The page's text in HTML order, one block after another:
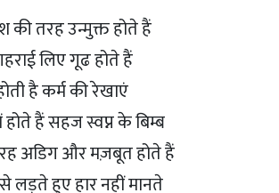
तरह उन्मुक्त होते हैं
लिए गूढ होते हैं
है कर्म की रेखाएं
हैं सहज स्वप्न के बिम्ब
अडिग और मज़बूत होते हैं
लड़ते हुए हार नहीं मानते